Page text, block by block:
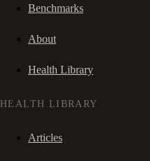
Benchmarks
About
Health Library
HEALTH LIBRARY
Articles